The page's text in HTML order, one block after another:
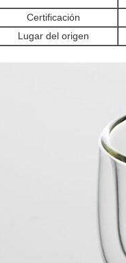
Certificación
Lugar del origen